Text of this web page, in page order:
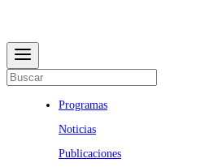
Programas
Noticias
Publicaciones